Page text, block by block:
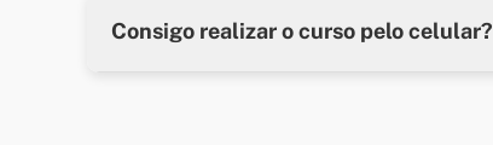
Consigo realizar o curso pelo celular?